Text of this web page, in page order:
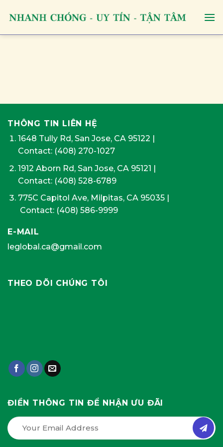
THÔNG TIN LIÊN HỆ
1648 Tully Rd, San Jose, CA 95122 |
Contact: (408) 270-1027
1912 Aborn Rd, San Jose, CA 95121 |
Contact: (408) 528-6789
775C Capitol Ave, Milpitas, CA 95035|
Contact: (408) 586-9999
E-MAIL
leglobal.ca@gmail.com
THEO DÕI CHÚNG TÔI
ĐIỀN THÔNG TIN ĐỂ NHẬN ƯU ĐÃI